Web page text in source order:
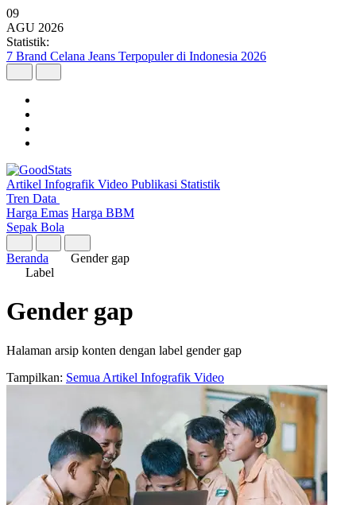
09
AGU 2026
Statistik:
7 Brand Celana Jeans Terpopuler di Indonesia 2026
Artikel Infografik Video Publikasi Statistik
Tren Data
Harga Emas Harga BBM
Sepak Bola
Beranda
Gender gap
Label
Gender gap
Halaman arsip konten dengan label gender gap
Tampilkan: Semua Artikel Infografik Video